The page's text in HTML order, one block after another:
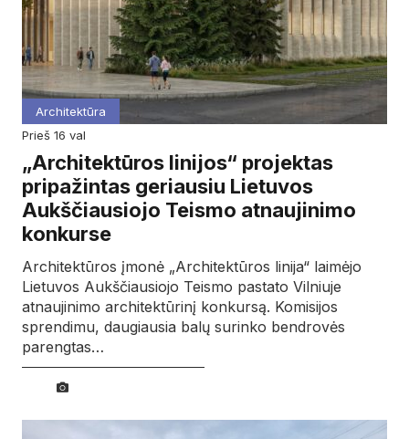
Architektūra
prieš 16 val
„Architektūros linijos“ projektas
pripažintas geriausiu Lietuvos
Aukščiausiojo Teismo atnaujinimo
konkurse
Architektūros įmonė „Architektūros linija“ laimėjo
Lietuvos Aukščiausiojo Teismo pastato Vilniuje
atnaujinimo architektūrinį konkursą. Komisijos
sprendimu, daugiausia balų surinko bendrovės
parengtas…